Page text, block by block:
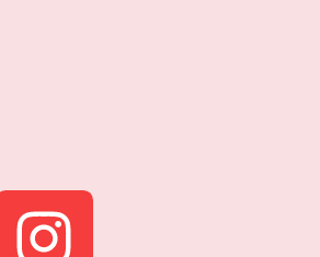
I